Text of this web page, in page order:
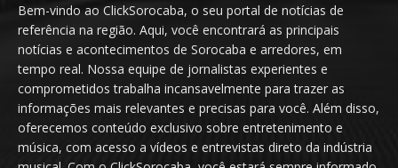
Bem-vindo ao ClickSorocaba, o seu portal de notícias de
referência na região. Aqui, você encontrará as principais
notícias e acontecimentos de Sorocaba e arredores, em
tempo real. Nossa equipe de jornalistas experientes e
comprometidos trabalha incansavelmente para trazer as
informações mais relevantes e precisas para você. Além disso,
oferecemos conteúdo exclusivo sobre entretenimento e
música, com acesso a vídeos e entrevistas direto da indústria